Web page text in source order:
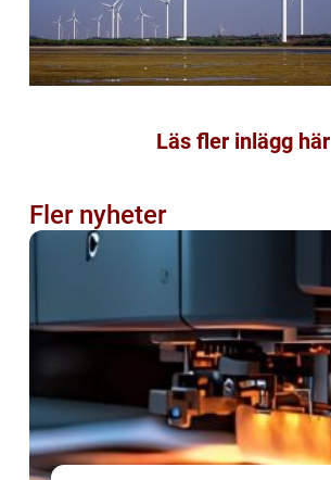
Läs fler inlägg här
Fler nyheter